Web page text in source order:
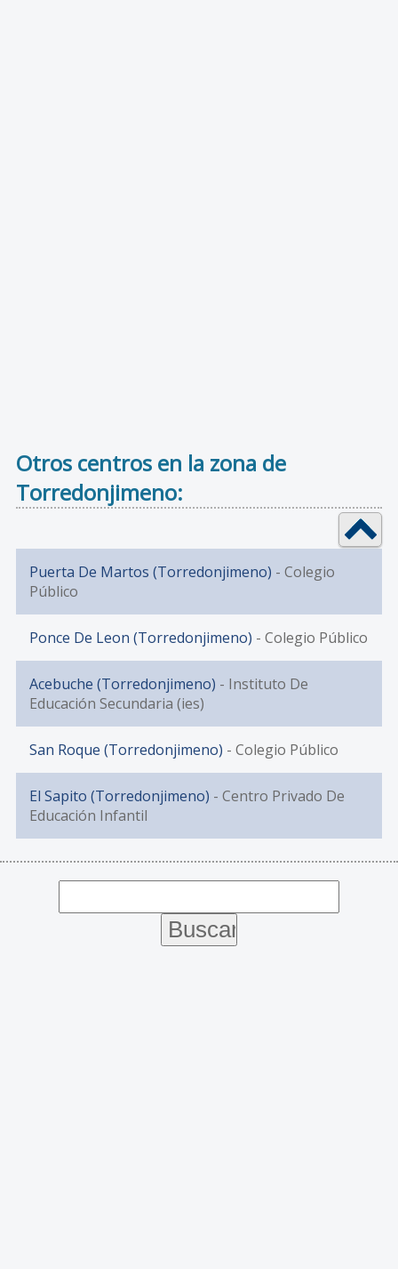
Otros centros en la zona de
Torredonjimeno:
Puerta De Martos (Torredonjimeno) - Colegio
Público
Ponce De Leon (Torredonjimeno) - Colegio Público
Acebuche (Torredonjimeno) - Instituto De
Educación Secundaria (ies)
San Roque (Torredonjimeno) - Colegio Público
El Sapito (Torredonjimeno) - Centro Privado De
Educación Infantil